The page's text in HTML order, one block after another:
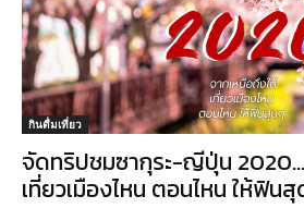
กินดื่มเที่ยว
จัดทริปชมซากุระ-ญีปุ่น
เที่ยวเมืองไหน ตอนไหน ให้ฟิน